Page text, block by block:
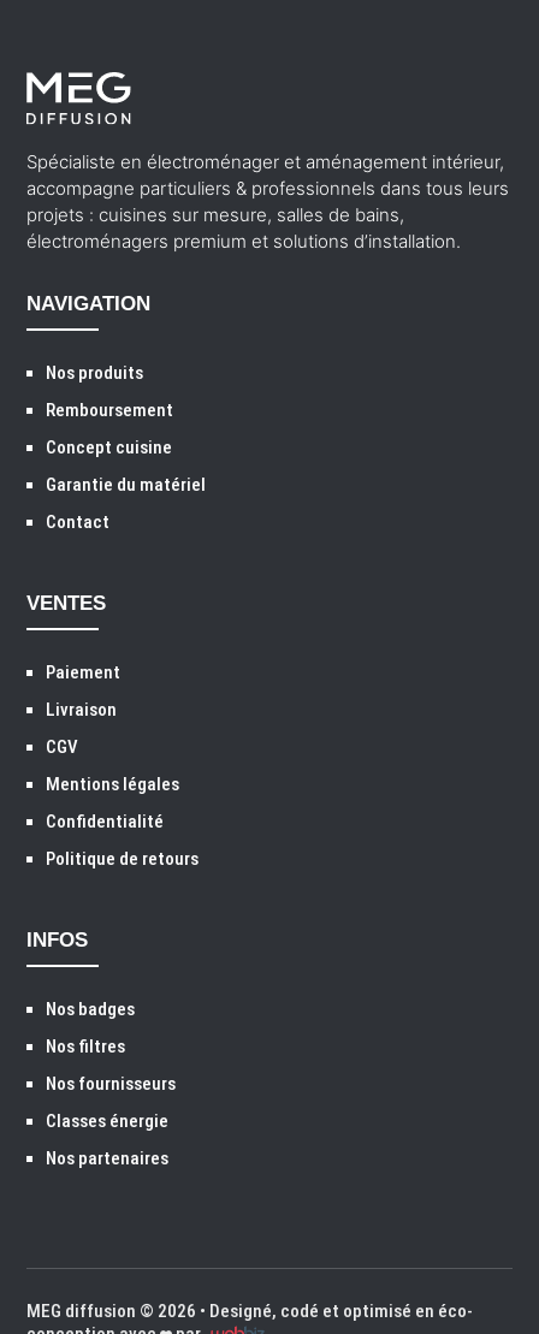
Spécialiste en électroménager et aménagement intérieur,
accompagne particuliers & professionnels dans tous leurs
projets : cuisines sur mesure, salles de bains,
électroménagers premium et solutions d’installation.
NAVIGATION
Nos produits
Remboursement
Concept cuisine
Garantie du matériel
Contact
VENTES
Paiement
Livraison
CGV
Mentions légales
Confidentialité
Politique de retours
INFOS
Nos badges
Nos filtres
Nos fournisseurs
Classes énergie
Nos partenaires
MEG diffusion © 2026 • Designé, codé et optimisé en éco-